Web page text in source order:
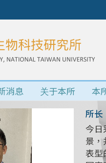
消息 关于本所 本
所
今日
景，
表型